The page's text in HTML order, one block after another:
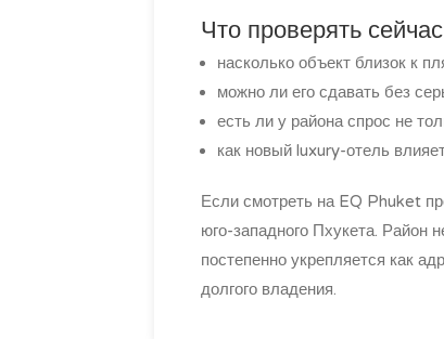
Что проверять сейчас
насколько объект близок к
можно ли его сдавать без
есть ли у района спрос не
как новый luxury-отель
Если смотреть на EQ Phuket
юго-западного Пхукета. Район
постепенно укрепляется как
долгого владения.